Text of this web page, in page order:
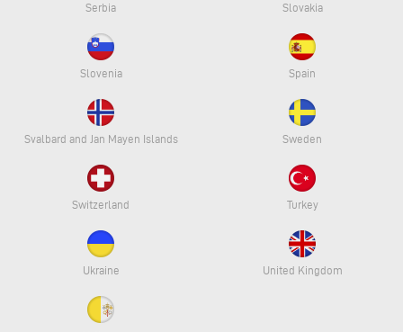
Serbia Slovakia
Slovenia Spain
Svalbard and Jan Mayen Islands Sweden
Switzerland Turkey
Ukraine United Kingdom